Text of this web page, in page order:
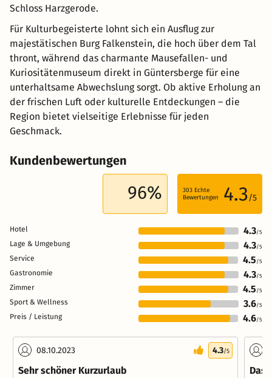
Schloss Harzgerode.
Für Kulturbegeisterte lohnt sich ein Ausflug zur
majestätischen Burg Falkenstein, die hoch über dem Tal
thront, während das charmante Mausefallen- und
Kuriositätenmuseum direkt in Güntersberge für eine
unterhaltsame Abwechslung sorgt. Ob aktive Erholung an
der frischen Luft oder kulturelle Entdeckungen – die
Region bietet vielseitige Erlebnisse für jeden
Geschmack.
Kundenbewertungen
96% 303 Echte
Bewertungen
4.3/5
Hotel 4.3/5
Lage & Umgebung 4.3/5
Service 4.5 /5
Gastronomie 4.3/5
Zimmer 4.5 /5
Sport & Wellness 3.6/5
Preis / Leistung 4.6/5
08.10.2023 4.3/5
Sehr schöner Kurzurlaub
Das